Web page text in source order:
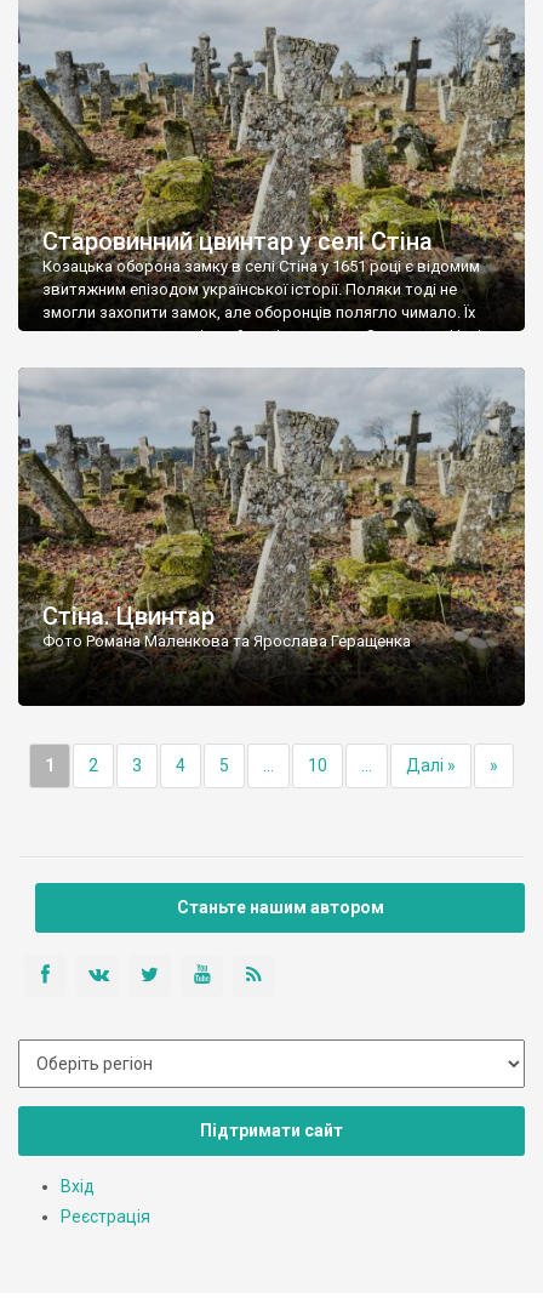
Старовинний цвинтар у селі Стіна
Козацька оборона замку в селі Стіна у 1651 році є відомим
звитяжним епізодом української історії. Поляки тоді не
змогли захопити замок, але оборонців полягло чимало. Їх
поховали на цвинтарі, який тоді називався Замковим. Нині на
ньому чимало хрестів 19 століття, є такі, де епітафії стер […]
Стіна. Цвинтар
Фото Романа Маленкова та Ярослава Геращенка
1 2 3 4 5 10 Далі » »
Станьте нашим автором
Підтримати сайт
Вхід
Реєстрація